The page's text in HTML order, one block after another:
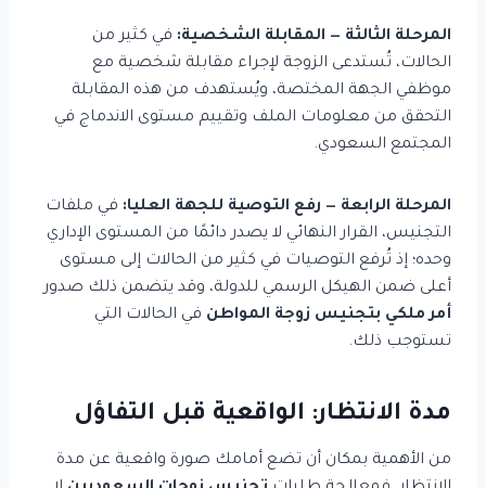
المرحلة الثالثة — المقابلة الشخصية: في كثير من
الحالات، تُستدعى الزوجة لإجراء مقابلة شخصية مع
موظفي الجهة المختصة، ويُستهدف من هذه المقابلة
التحقق من معلومات الملف وتقييم مستوى الاندماج في
المجتمع السعودي.
المرحلة الرابعة — رفع التوصية للجهة العليا: في ملفات
التجنيس، القرار النهائي لا يصدر دائمًا من المستوى الإداري
وحده؛ إذ تُرفع التوصيات في كثير من الحالات إلى مستوى
أعلى ضمن الهيكل الرسمي للدولة، وقد يتضمن ذلك صدور
أمر ملكي بتجنيس زوجة المواطن في الحالات التي
تستوجب ذلك.
مدة الانتظار: الواقعية قبل التفاؤل
من الأهمية بمكان أن تضع أمامك صورة واقعية عن مدة